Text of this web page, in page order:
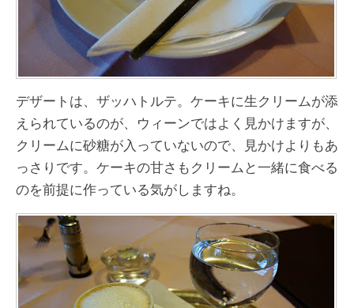
デザートは、ザッハトルテ。ケーキに生クリームが添
えられているのが、ウィーンではよく見かけますが、
クリームに砂糖が入っていないので、見かけよりもあ
っさりです。ケーキの甘さもクリームと一緒に食べる
のを前提に作っている気がしますね。